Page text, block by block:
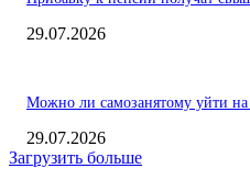
29.07.2026
Можно ли самозанятому уйти
29.07.2026
Загрузить больше